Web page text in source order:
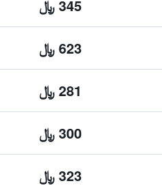
345 ﷼
623 ﷼
281 ﷼
300 ﷼
323 ﷼